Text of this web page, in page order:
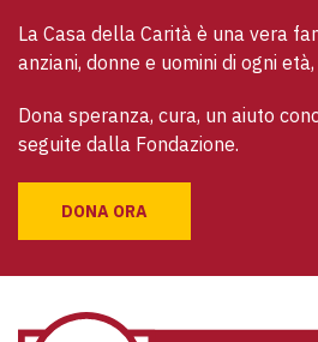
La Casa della Carità è una vera
anziani, donne e uomini di ogni
Dona speranza, cura, un aiuto
seguite dalla Fondazione.
DONA ORA